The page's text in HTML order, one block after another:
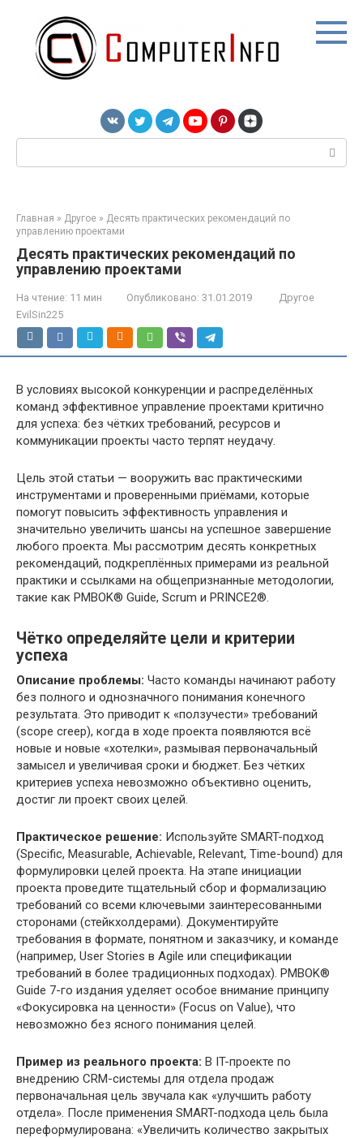
контенту
Главная » Другое » Десять практических рекомендаций по
управлению проектами
Десять практических рекомендаций по
управлению проектами
На чтение: 11 мин Опубликовано: 31.01.2019
Другое
EvilSin225
В условиях высокой конкуренции и распределённых
команд эффективное управление проектами критично
для успеха: без чётких требований, ресурсов и
коммуникации проекты часто терпят неудачу.
Цель этой статьи — вооружить вас практическими
инструментами и проверенными приёмами, которые
помогут повысить эффективность управления и
значительно увеличить шансы на успешное завершение
любого проекта. Мы рассмотрим десять конкретных
рекомендаций, подкреплённых примерами из реальной
практики и ссылками на общепризнанные методологии,
такие как PMBOK® Guide, Scrum и PRINCE2®.
Чётко определяйте цели и критерии
успеха
Описание проблемы: Часто команды начинают работу
без полного и однозначного понимания конечного
результата. Это приводит к «ползучести» требований
(scope creep), когда в ходе проекта появляются всё
новые и новые «хотелки», размывая первоначальный
замысел и увеличивая сроки и бюджет. Без чётких
критериев успеха невозможно объективно оценить,
достиг ли проект своих целей.
Практическое решение: Используйте SMART-подход
(Specific, Measurable, Achievable, Relevant, Time-bound) для
формулировки целей проекта. На этапе инициации
проекта проведите тщательный сбор и формализацию
требований со всеми ключевыми заинтересованными
сторонами (стейкхолдерами). Документируйте
требования в формате, понятном и заказчику, и команде
(например, User Stories в Agile или спецификации
требований в более традиционных подходах). PMBOK®
Guide 7-го издания уделяет особое внимание принципу
«Фокусировка на ценности» (Focus on Value), что
невозможно без ясного понимания целей.
Пример из реального проекта: В IT-проекте по
внедрению CRM-системы для отдела продаж
первоначальная цель звучала как «улучшить работу
отдела». После применения SMART-подхода цель была
переформулирована: «Увеличить количество закрытых